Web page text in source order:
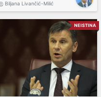
Biljana Livančić-Milić
NEISTINA